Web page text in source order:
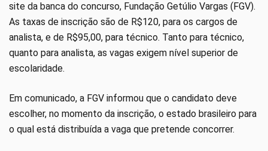
site da banca do concurso, Fundação Getúlio Vargas (FGV).
As taxas de inscrição são de R$120, para os cargos de
analista, e de R$95,00, para técnico. Tanto para técnico,
quanto para analista, as vagas exigem nível superior de
escolaridade.
Em comunicado, a FGV informou que o candidato deve
escolher, no momento da inscrição, o estado brasileiro para
o qual está distribuída a vaga que pretende concorrer.